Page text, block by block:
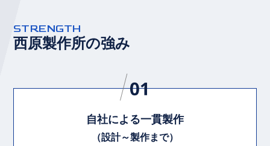
STRENGTH
西原製作所の強み
自社による一貫製作
（設計～製作まで）